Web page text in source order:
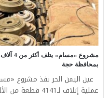
مشروع
بمحافظة حجة
عين اليمن الحر نفذ مشروع
عملية إتلاف لـ4141 قطعة من الألغام والمخلفات الحربية في…